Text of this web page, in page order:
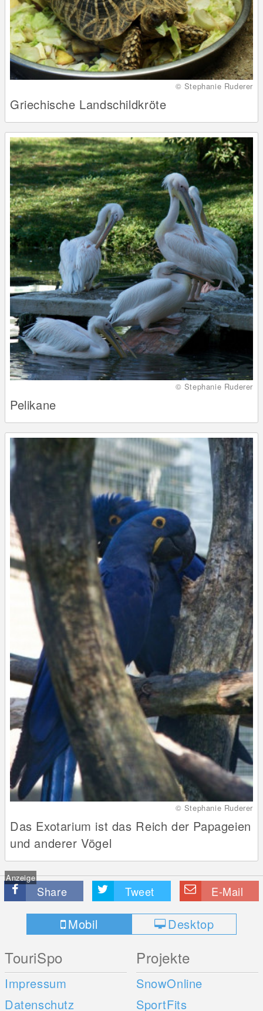
© Stephanie Ruderer
Griechische Landschildkröte
© Stephanie Ruderer
Pelikane
© Stephanie Ruderer
Das Exotarium ist das Reich der Papageien
und anderer Vögel
Anzeige
Share Tweet E-Mail
Mobil Desktop
TouriSpo
Impressum
Datenschutz
Projekte
SnowOnline
SportFits